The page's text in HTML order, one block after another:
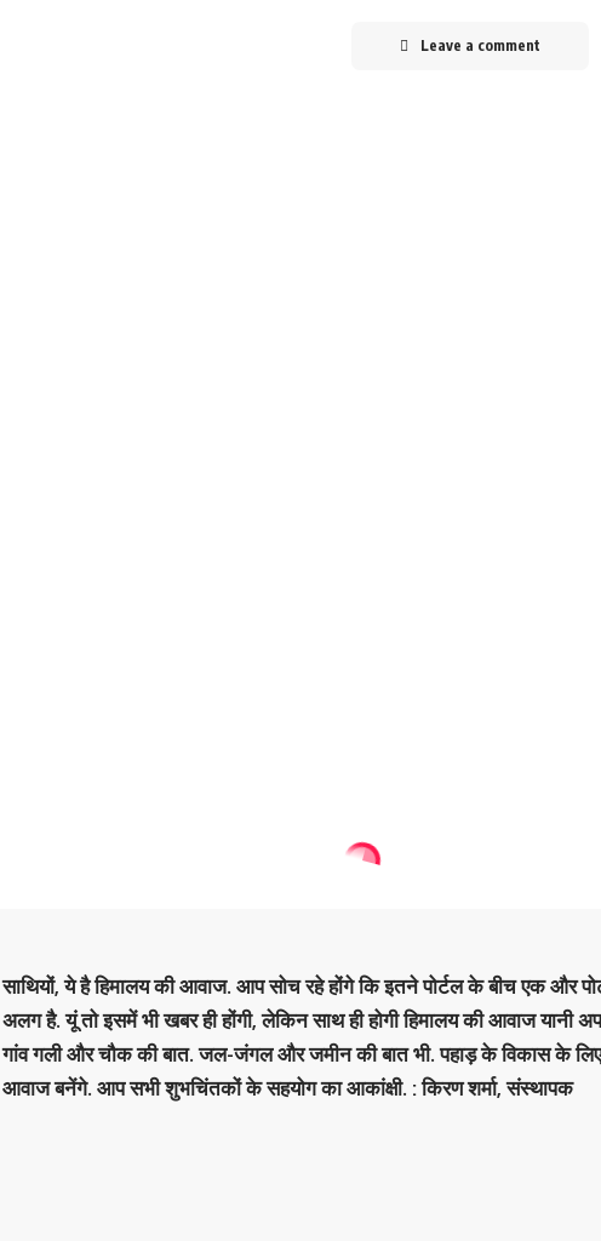
Leave a comment
साथियों, ये है हिमालय की आवाज. आप सोच रहे होंगे कि इतने पोर्टल के बीच एक और
अलग है. यूं तो इसमें भी खबर ही होंगी, लेकिन साथ ही होगी हिमालय की आवाज यानी
गांव गली और चौक की बात. जल-जंगल और जमीन की बात भी. पहाड़ के विकास के
आवाज बनेंगे. आप सभी शुभचिंतकों के सहयोग का आकांक्षी. : किरण शर्मा, संस्‍थापक